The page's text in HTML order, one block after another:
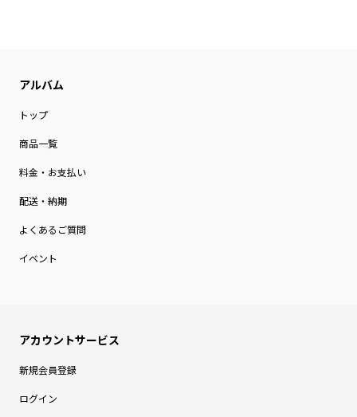
トップ
商品一覧
料金・お支払い
配送・納期
よくあるご質問
イベント
新規会員登録
ログイン